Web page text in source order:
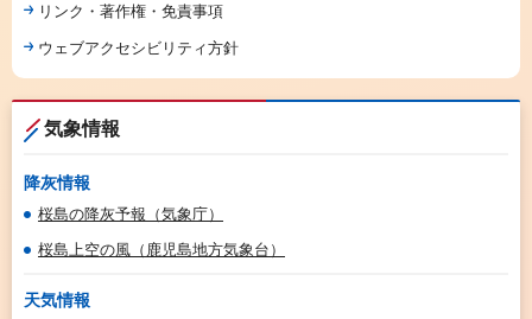
リンク・著作権・免責事項
ウェブアクセシビリティ方針
気象情報
降灰情報
桜島の降灰予報（気象庁）
桜島上空の風（鹿児島地方気象台）
天気情報